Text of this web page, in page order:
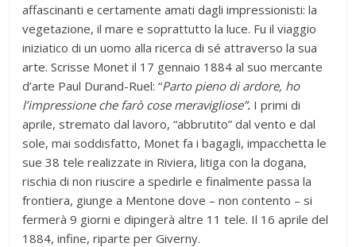
affascinanti e certamente amati dagli impressionisti: la
vegetazione, il mare e soprattutto la luce. Fu il viaggio
iniziatico di un uomo alla ricerca di sé attraverso la sua
arte. Scrisse Monet il 17 gennaio 1884 al suo mercante
d’arte Paul Durand-Ruel: “Parto pieno di ardore, ho
l’impressione che farò cose meravigliose”. I primi di
aprile, stremato dal lavoro, “abbrutito” dal vento e dal
sole, mai soddisfatto, Monet fa i bagagli, impacchetta le
sue 38 tele realizzate in Riviera, litiga con la dogana,
rischia di non riuscire a spedirle e finalmente passa la
frontiera, giunge a Mentone dove – non contento – si
fermerà 9 giorni e dipingerà altre 11 tele. Il 16 aprile del
1884, infine, riparte per Giverny.